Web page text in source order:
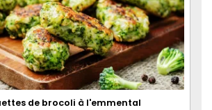
de brocoli à l'emmental